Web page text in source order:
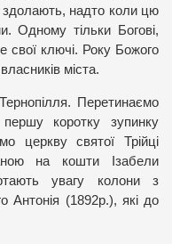
здолають, надто коли цю
Одному тільки Богові,
свої ключі. Року Божого
міста.
Перетинаємо
коротку зупинку
церкву святої Трійці
на кошти Ізабели
увагу колони з
Антонія (1892р.), які до